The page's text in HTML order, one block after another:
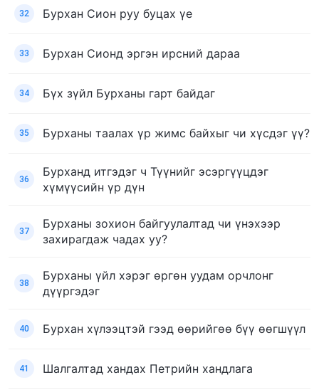
32 Бурхан Сион руу буцах үе
33 Бурхан Сионд эргэн ирсний дараа
34 Бүх зүйл Бурханы гарт байдаг
35 Бурханы таалах үр жимс байхыг чи хүсдэг үү?
36
Бурханд итгэдэг ч Түүнийг эсэргүүцдэг
хүмүүсийн үр дүн
37
Бурханы зохион байгуулалтад чи үнэхээр
захирагдаж чадах уу?
38
Бурханы үйл хэрэг өргөн уудам орчлонг
дүүргэдэг
40 Бурхан хүлээцтэй гээд өөрийгөө бүү өөгшүүл
41 Шалгалтад хандах Петрийн хандлага